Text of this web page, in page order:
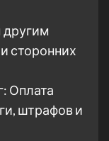
сторонних
Оплата
штрафов и